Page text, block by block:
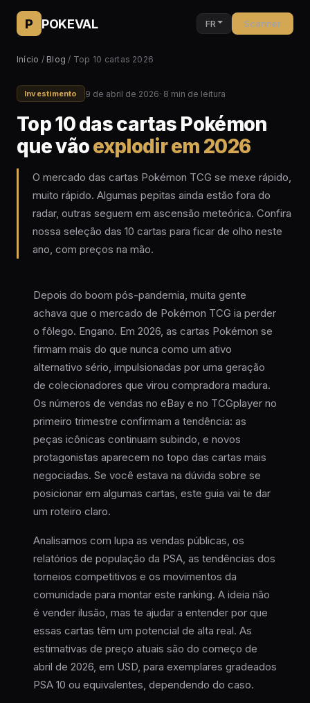
P POKEVAL FR Scanner
Início / Blog / Top 10 cartas 2026
Investimento 9 de abril de 2026· 8 min de leitura
Top 10 das cartas Pokémon
que vãoexplodir em 2026
O mercado das cartas Pokémon TCG se mexe rápido,
muito rápido. Algumas pepitas ainda estão fora do
radar, outras seguem em ascensão meteórica. Confira
nossa seleção das 10 cartas para ficar de olho neste
ano, com preços na mão.
Depois do boom pós-pandemia, muita gente
achava que o mercado de Pokémon TCG ia perder
o fôlego. Engano. Em 2026, as cartas Pokémon se
firmam mais do que nunca como um ativo
alternativo sério, impulsionadas por uma geração
de colecionadores que virou compradora madura.
Os números de vendas no eBay e no TCGplayer no
primeiro trimestre confirmam a tendência: as
peças icônicas continuam subindo, e novos
protagonistas aparecem no topo das cartas mais
negociadas. Se você estava na dúvida sobre se
posicionar em algumas cartas, este guia vai te dar
um roteiro claro.
Analisamos com lupa as vendas públicas, os
relatórios de população da PSA, as tendências dos
torneios competitivos e os movimentos da
comunidade para montar este ranking. A ideia não
é vender ilusão, mas te ajudar a entender por que
essas cartas têm um potencial de alta real. As
estimativas de preço atuais são do começo de
abril de 2026, em USD, para exemplares gradeados
PSA 10 ou equivalentes, dependendo do caso.